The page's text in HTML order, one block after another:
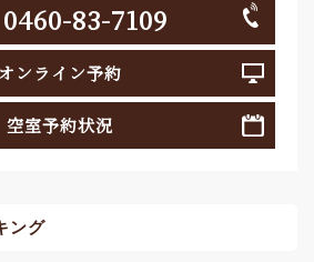
0460-83-7109
オンライン予約
空室予約状況
ング